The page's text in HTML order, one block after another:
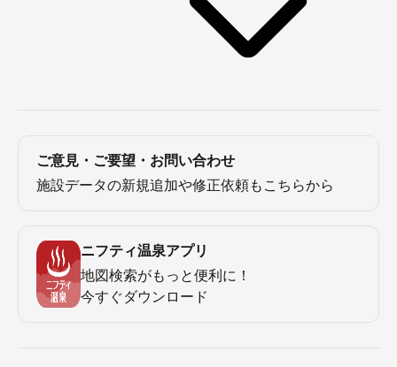
ご意見・ご要望・お問い合わせ
施設データの新規追加や修正依頼もこちらから
ニフティ温泉アプリ
地図検索がもっと便利に！
今すぐダウンロード